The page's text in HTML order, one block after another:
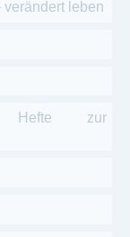
verändert leben
Hefte zur